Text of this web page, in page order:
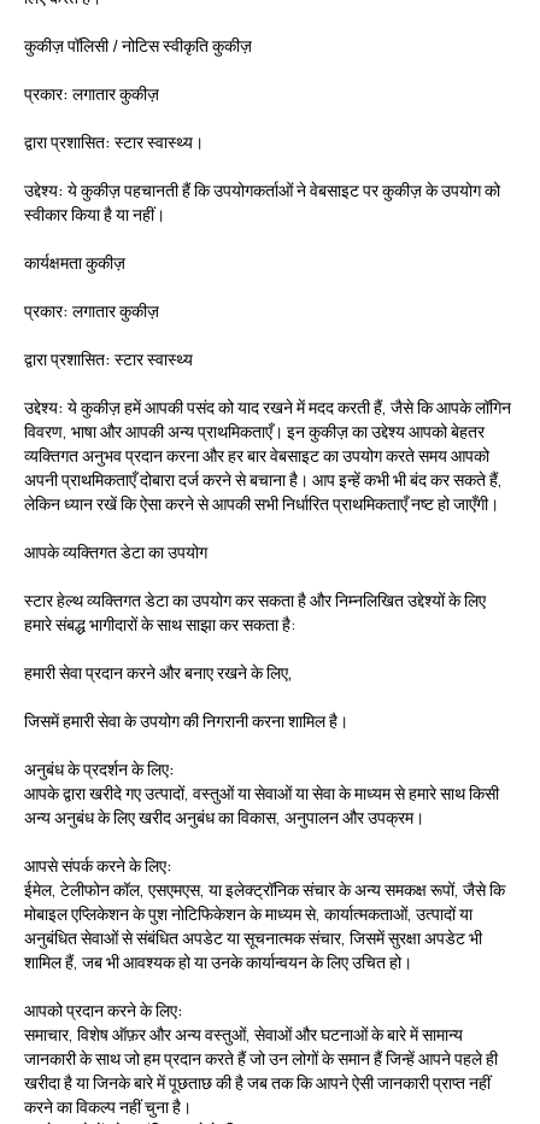
कुकीज़ पॉलिसी / नोटिस स्वीकृति कुकीज़
प्रकार: लगातार कुकीज़
द्वारा प्रशासित: स्टार स्वास्थ्य।
उद्देश्य: ये कुकीज़ पहचानती हैं कि उपयोगकर्ताओं ने वेबसाइट पर कुकीज़ के उपयोग को
स्वीकार किया है या नहीं।
कार्यक्षमता कुकीज़
प्रकार: लगातार कुकीज़
द्वारा प्रशासित: स्टार स्वास्थ्य
उद्देश्य: ये कुकीज़ हमें आपकी पसंद को याद रखने में मदद करती हैं, जैसे कि आपके लॉगिन
विवरण, भाषा और आपकी अन्य प्राथमिकताएँ। इन कुकीज़ का उद्देश्य आपको बेहतर
व्यक्तिगत अनुभव प्रदान करना और हर बार वेबसाइट का उपयोग करते समय आपको
अपनी प्राथमिकताएँ दोबारा दर्ज करने से बचाना है। आप इन्हें कभी भी बंद कर सकते हैं,
लेकिन ध्यान रखें कि ऐसा करने से आपकी सभी निर्धारित प्राथमिकताएँ नष्ट हो जाएँगी।
आपके व्यक्तिगत डेटा का उपयोग
स्टार हेल्थ व्यक्तिगत डेटा का उपयोग कर सकता है और निम्नलिखित उद्देश्यों के लिए
हमारे संबद्ध भागीदारों के साथ साझा कर सकता है:
हमारी सेवा प्रदान करने और बनाए रखने के लिए,
जिसमें हमारी सेवा के उपयोग की निगरानी करना शामिल है।
अनुबंध के प्रदर्शन के लिए:
आपके द्वारा खरीदे गए उत्पादों, वस्तुओं या सेवाओं या सेवा के माध्यम से हमारे साथ किसी
अन्य अनुबंध के लिए खरीद अनुबंध का विकास, अनुपालन और उपक्रम।
आपसे संपर्क करने के लिए:
ईमेल, टेलीफोन कॉल, एसएमएस, या इलेक्ट्रॉनिक संचार के अन्य समकक्ष रूपों, जैसे कि
मोबाइल एप्लिकेशन के पुश नोटिफिकेशन के माध्यम से, कार्यात्मकताओं, उत्पादों या
अनुबंधित सेवाओं से संबंधित अपडेट या सूचनात्मक संचार, जिसमें सुरक्षा अपडेट भी
शामिल हैं, जब भी आवश्यक हो या उनके कार्यान्वयन के लिए उचित हो।
आपको प्रदान करने के लिए:
समाचार, विशेष ऑफ़र और अन्य वस्तुओं, सेवाओं और घटनाओं के बारे में सामान्य
जानकारी के साथ जो हम प्रदान करते हैं जो उन लोगों के समान हैं जिन्हें आपने पहले ही
खरीदा है या जिनके बारे में पूछताछ की है जब तक कि आपने ऐसी जानकारी प्राप्त नहीं
करने का विकल्प नहीं चुना है।